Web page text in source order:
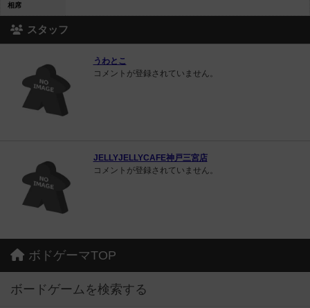
相席
スタッフ
うわとこ
コメントが登録されていません。
JELLYJELLYCAFE神戸三宮店
コメントが登録されていません。
ボドゲーマTOP
ボードゲームを検索する